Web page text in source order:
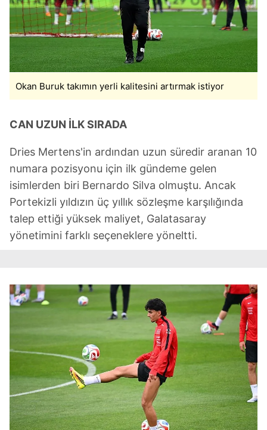
Okan Buruk takımın yerli kalitesini artırmak istiyor
CAN UZUN İLK SIRADA
Dries Mertens'in ardından uzun süredir aranan 10
numara pozisyonu için ilk gündeme gelen
isimlerden biri Bernardo Silva olmuştu. Ancak
Portekizli yıldızın üç yıllık sözleşme karşılığında
talep ettiği yüksek maliyet, Galatasaray
yönetimini farklı seçeneklere yöneltti.